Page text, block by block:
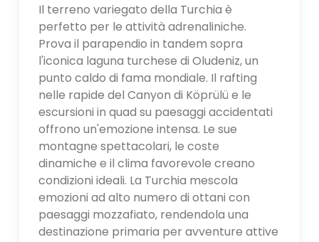
Il terreno variegato della Turchia è
perfetto per le attività adrenaliniche.
Prova il parapendio in tandem sopra
l'iconica laguna turchese di Oludeniz, un
punto caldo di fama mondiale. Il rafting
nelle rapide del Canyon di Köprülü e le
escursioni in quad su paesaggi accidentati
offrono un'emozione intensa. Le sue
montagne spettacolari, le coste
dinamiche e il clima favorevole creano
condizioni ideali. La Turchia mescola
emozioni ad alto numero di ottani con
paesaggi mozzafiato, rendendola una
destinazione primaria per avventure attive